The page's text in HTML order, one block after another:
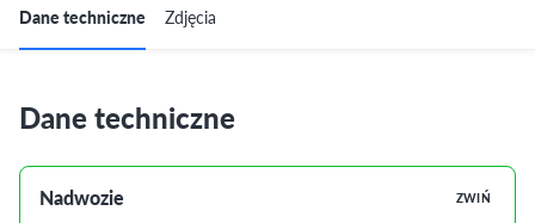
Dane techniczne Zdjęcia
Dane techniczne
Nadwozie ZWIŃ